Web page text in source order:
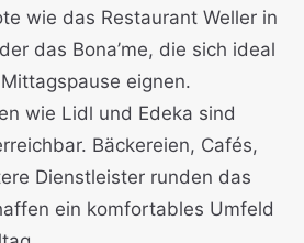
wie das Restaurant Weller in
das Bona’me, die sich ideal
eignen.
wie Lidl und Edeka sind
Bäckereien, Cafés,
Dienstleister runden das
ein komfortables Umfeld